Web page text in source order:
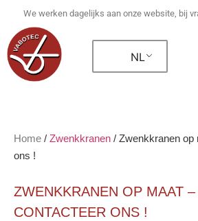
We werken dagelijks aan onze website, bij
NL
Home / Zwenkkranen / Zwenkkranen op
ons !
ZWENKKRANEN OP MAAT –
CONTACTEER ONS !